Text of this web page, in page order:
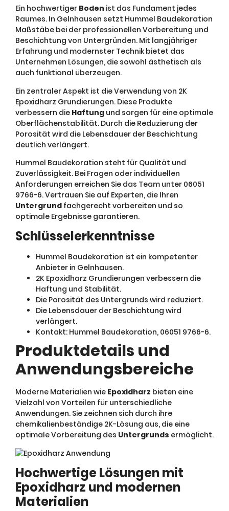
Ein hochwertiger Boden ist das Fundament jedes
Raumes. In Gelnhausen setzt Hummel Baudekoration
Maßstäbe bei der professionellen Vorbereitung und
Beschichtung von Untergründen. Mit langjähriger
Erfahrung und modernster Technik bietet das
Unternehmen Lösungen, die sowohl ästhetisch als
auch funktional überzeugen.
Ein zentraler Aspekt ist die Verwendung von 2K
Epoxidharz Grundierungen. Diese Produkte
verbessern die Haftung und sorgen für eine optimale
Oberflächenstabilität. Durch die Reduzierung der
Porosität wird die Lebensdauer der Beschichtung
deutlich verlängert.
Hummel Baudekoration steht für Qualität und
Zuverlässigkeit. Bei Fragen oder individuellen
Anforderungen erreichen Sie das Team unter 06051
9766-6. Vertrauen Sie auf Experten, die Ihren
Untergrund fachgerecht vorbereiten und so
optimale Ergebnisse garantieren.
Schlüsselerkenntnisse
Hummel Baudekoration ist ein kompetenter
Anbieter in Gelnhausen.
2K Epoxidharz Grundierungen verbessern die
Haftung und Stabilität.
Die Porosität des Untergrunds wird reduziert.
Die Lebensdauer der Beschichtung wird
verlängert.
Kontakt: Hummel Baudekoration, 06051 9766-6.
Produktdetails und
Anwendungsbereiche
Moderne Materialien wie Epoxidharz bieten eine
Vielzahl von Vorteilen für unterschiedliche
Anwendungen. Sie zeichnen sich durch ihre
chemikalienbeständige 2K-Lösung aus, die eine
optimale Vorbereitung des Untergrunds ermöglicht.
Hochwertige Lösungen mit
Epoxidharz und modernen
Materialien